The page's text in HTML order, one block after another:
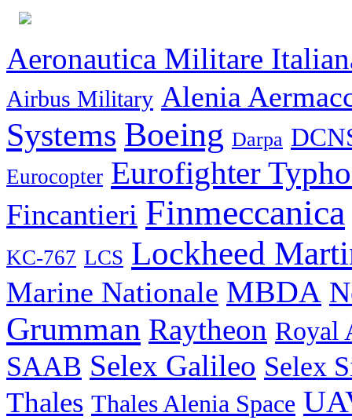
Aeronautica Militare
Airbus Military Alenia
Systems Boeing Darpa
Eurocopter Eurofighter
Fincantieri Finmeccanica
KC-767 LCS Lockheed
Marine Nationale MBDA
Grumman Raytheon Royal
SAAB Selex Galileo Selex
Thales Thales Alenia Space